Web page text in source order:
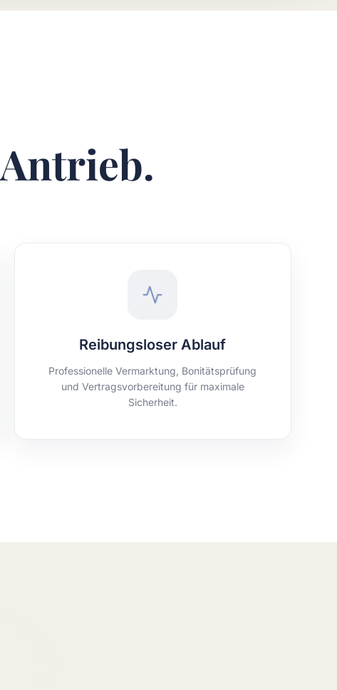
Antrieb.
Reibungsloser Ablauf
Professionelle Vermarktung, Bonitätsprüfung
und Vertragsvorbereitung für maximale
Sicherheit.